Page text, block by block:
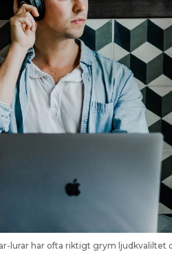
lurar har ofta riktigt grym ljudkvaliltet